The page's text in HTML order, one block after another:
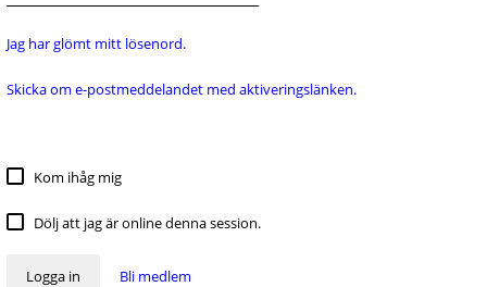
Jag har glömt mitt lösenord.
Skicka om e-postmeddelandet med aktiveringslänken.
Kom ihåg mig
Dölj att jag är online denna session.
Logga in Bli medlem